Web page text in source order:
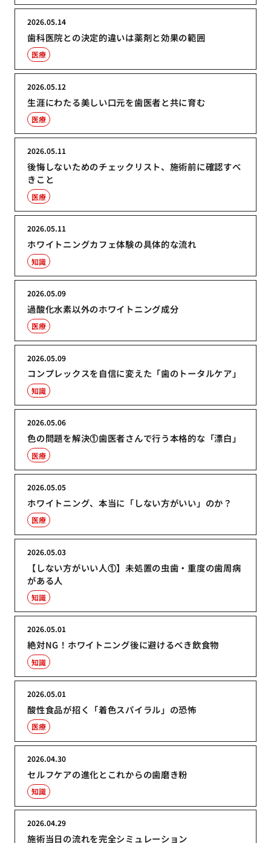
歯科医院との決定的違いは薬剤と効果の範囲
2026.05.14
医療
生涯にわたる美しい口元を歯医者と共に育む
2026.05.12
医療
後悔しないためのチェックリスト、施術前に確認すべ
きこと
2026.05.11
医療
ホワイトニングカフェ体験の具体的な流れ
2026.05.11
知識
過酸化水素以外のホワイトニング成分
2026.05.09
医療
コンプレックスを自信に変えた「歯のトータルケア」
2026.05.09
知識
色の問題を解決①歯医者さんで行う本格的な「漂白」
2026.05.06
医療
ホワイトニング、本当に「しない方がいい」のか？
2026.05.05
医療
【しない方がいい人①】未処置の虫歯・重度の歯周病
がある人
2026.05.03
知識
絶対NG！ホワイトニング後に避けるべき飲食物
2026.05.01
知識
酸性食品が招く「着色スパイラル」の恐怖
2026.05.01
医療
セルフケアの進化とこれからの歯磨き粉
2026.04.30
知識
施術当日の流れを完全シミュレーション
2026.04.29